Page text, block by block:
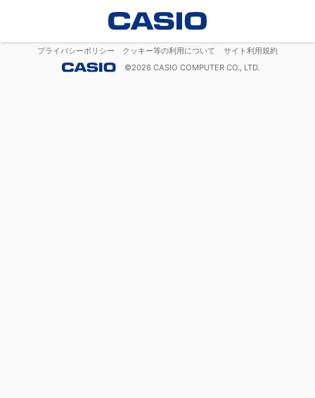
プライバシーポリシー クッキー等の利用について
サイト利用規約
©2026 CASIO COMPUTER CO., LTD.